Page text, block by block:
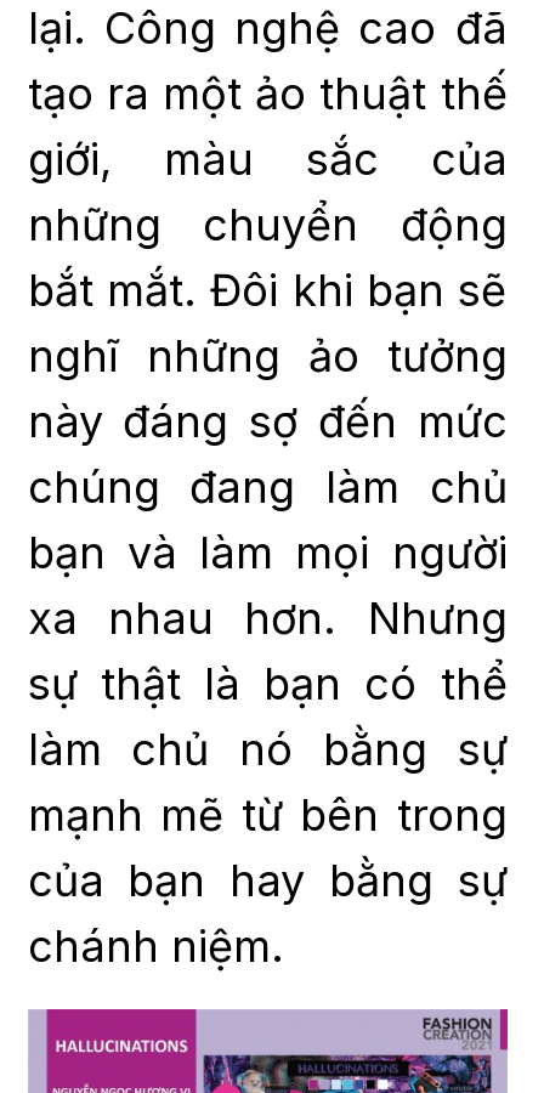
lại. Công nghệ cao đã
tạo ra một ảo thuật thế
giới, màu sắc của
những chuyển động
bắt mắt. Đôi khi bạn sẽ
nghĩ những ảo tưởng
này đáng sợ đến mức
chúng đang làm chủ
bạn và làm mọi người
xa nhau hơn. Nhưng
sự thật là bạn có thể
làm chủ nó bằng sự
mạnh mẽ từ bên trong
của bạn hay bằng sự
chánh niệm.